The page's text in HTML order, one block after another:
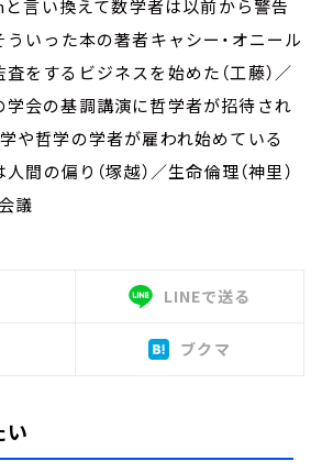
い換えて数学者は以前から警告
ういった本の著者キャシー・オニール
をするビジネスを始めた（工藤）／
学会の基調講演に哲学者が招待され
や哲学の学者が雇われ始めている
間の偏り（塚越）／生命倫理（神里）
議
LINEで送る
ブクマ
い